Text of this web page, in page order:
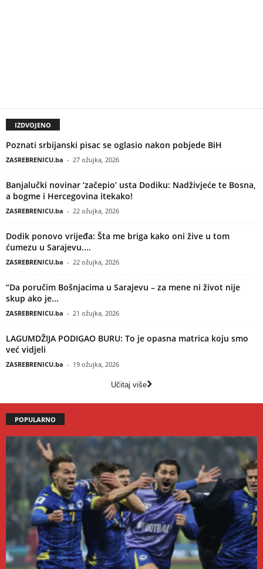
IZDVOJENO
Poznati srbijanski pisac se oglasio nakon pobjede BiH
ZASREBRENICU.ba - 27 ožujka, 2026
Banjalučki novinar ‘začepio’ usta Dodiku: Nadživjeće te Bosna,
a bogme i Hercegovina itekako!
ZASREBRENICU.ba - 22 ožujka, 2026
Dodik ponovo vrijeđa: Šta me briga kako oni žive u tom
ćumezu u Sarajevu....
ZASREBRENICU.ba - 22 ožujka, 2026
“Da poručim Bošnjacima u Sarajevu – za mene ni život nije
skup ako je...
ZASREBRENICU.ba - 21 ožujka, 2026
LAGUMDŽIJA PODIGAO BURU: To je opasna matrica koju smo
već vidjeli
ZASREBRENICU.ba - 19 ožujka, 2026
Učitaj više
POPULARNO